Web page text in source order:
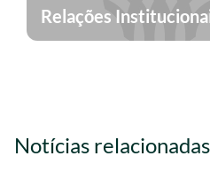
Relações
Notícias relacionadas